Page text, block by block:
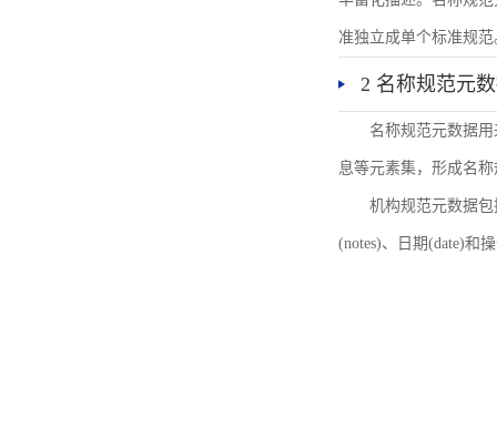
准独立成单个标准规范
2 名称规范元
名称规范元数据
息等元素集，形成名
机构规范元数据
(notes)、日期(date)和